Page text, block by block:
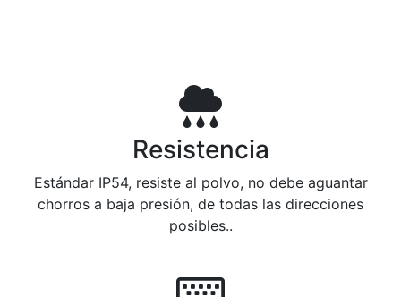
Resistencia
Estándar IP54, resiste al polvo, no debe aguantar
chorros a baja presión, de todas las direcciones
posibles..